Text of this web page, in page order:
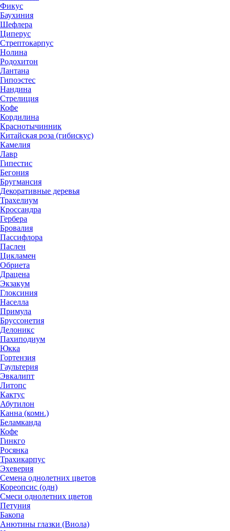
Фикус
Баухиния
Шефлера
Циперус
Стрептокарпус
Нолина
Родохитон
Лантана
Гипоэстес
Нандина
Стрелиция
Кофе
Кордилина
Краснотычинник
Китайская роза (гибискус)
Камелия
Лавр
Гипестис
Бегония
Бругмансия
Декоративные деревья
Трахелиум
Кроссандра
Гербера
Бровалия
Пассифлора
Паслен
Цикламен
Обриета
Драцена
Экзакум
Глоксиния
Населла
Примула
Бруссонетия
Делоникс
Пахиподиум
Юкка
Гортензия
Гаультерия
Эвкалипт
Литопс
Кактус
Абутилон
Канна (комн.)
Беламканда
Кофе
Гинкго
Росянка
Трахикарпус
Эхеверия
Семена однолетних цветов
Кореопсис (одн)
Смеси однолетних цветов
Петуния
Бакопа
Анютины глазки (Виола)